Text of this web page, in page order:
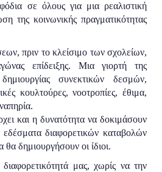
σε όλους για μια ρεαλιστική
της κοινωνικής πραγματικότητας
πριν το κλείσιμο των σχολείων,
επίδειξης. Μια γιορτή της
συνεκτικών δεσμών,
κουλτούρες, νοοτροπίες, έθιμα,
και η δυνατότητα να δοκιμάσουν
εδέσματα διαφορετικών καταβολών
θα δημιουργήσουν οι ίδιοι.
μας, χωρίς να την